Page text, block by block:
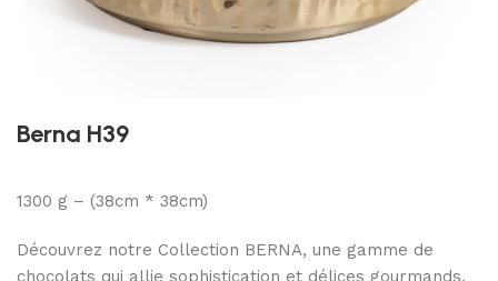
Berna H39
1300 g – (38cm * 38cm)
Découvrez notre Collection BERNA, une gamme de
chocolats qui allie sophistication et délices gourmands.